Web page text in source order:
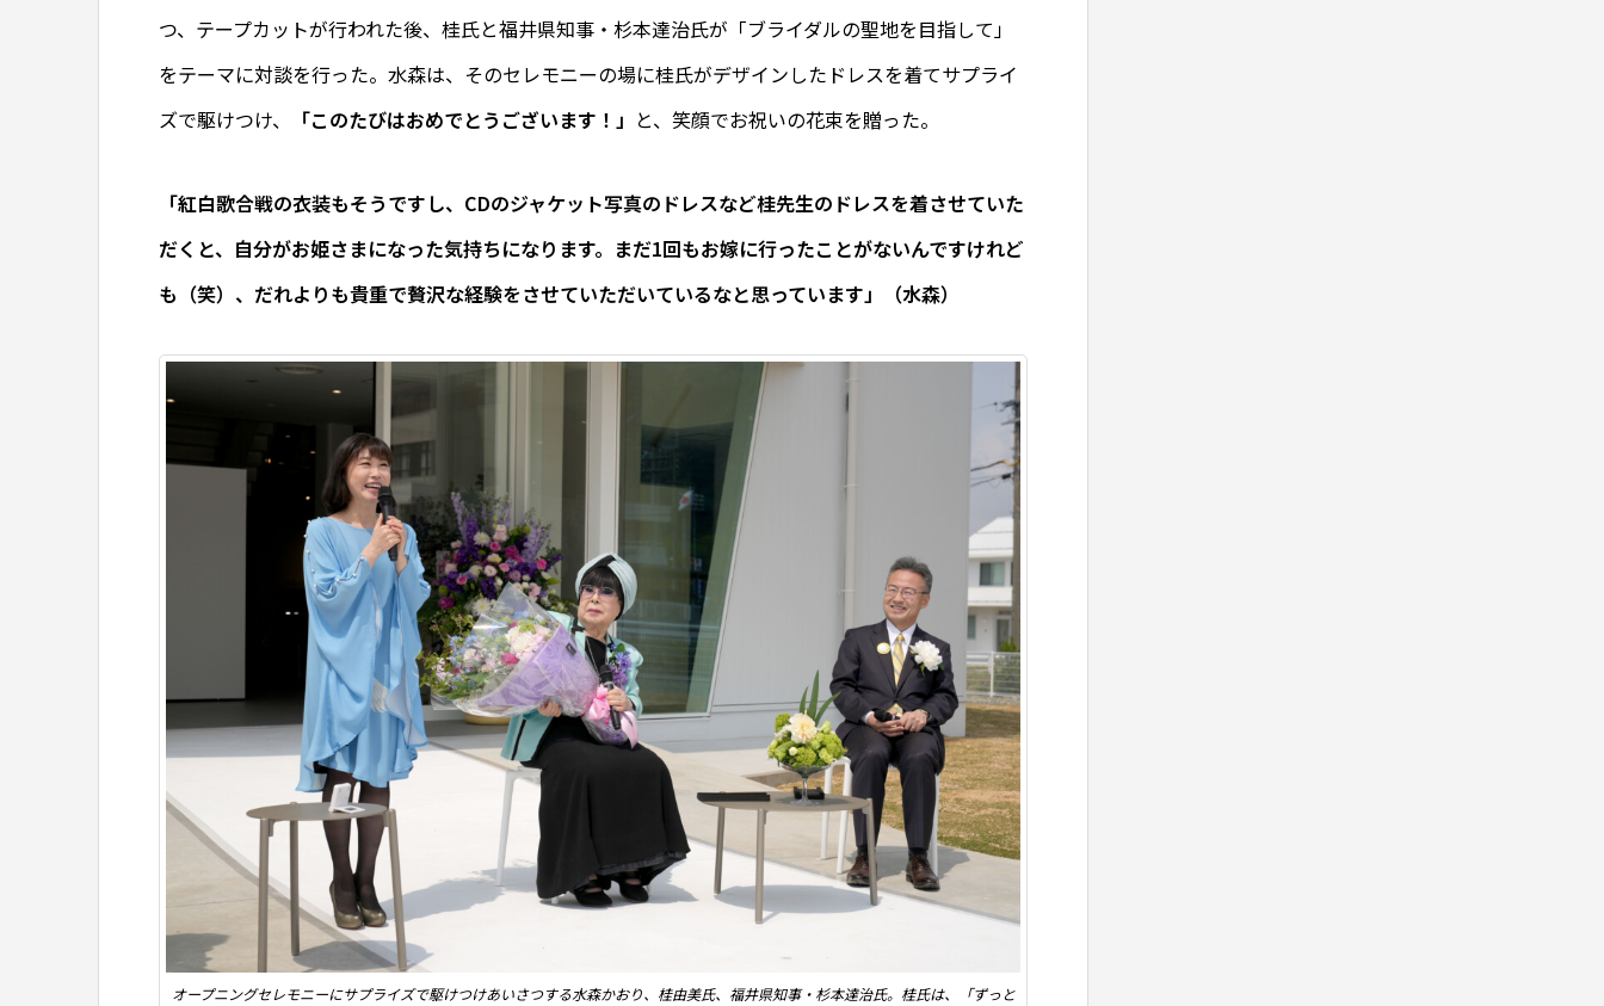
つ、テープカットが行われた後、桂氏と福井県知事・杉本達治氏が「ブライダルの聖地を目指して」
をテーマに対談を行った。水森は、そのセレモニーの場に桂氏がデザインしたドレスを着てサプライ
ズで駆けつけ、
「このたびはおめでとうございます！」 と、笑顔でお祝いの花束を贈った。
「紅白歌合戦の衣装もそうですし、CDのジャケット写真のドレスなど桂先生のドレスを着させていた
だくと、自分がお姫さまになった気持ちになります。まだ1回もお嫁に行ったことがないんですけれど
も（笑）、だれよりも貴重で贅沢な経験をさせていただいているなと思っています」（水森）
オープニングセレモニーにサプライズで駆けつけあいさつする水森かおり、桂由美氏、福井県知事・杉本達治氏。桂氏は、「ずっと